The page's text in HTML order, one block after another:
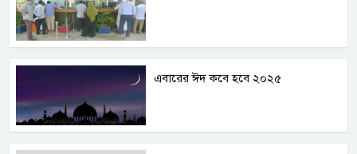
এবারের ঈদ কবে হবে ২০২৫